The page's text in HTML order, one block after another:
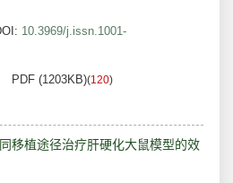
10.3969/j.issn.1001-
PDF (1203KB)(120)
移植途径治疗肝硬化大鼠模型的效